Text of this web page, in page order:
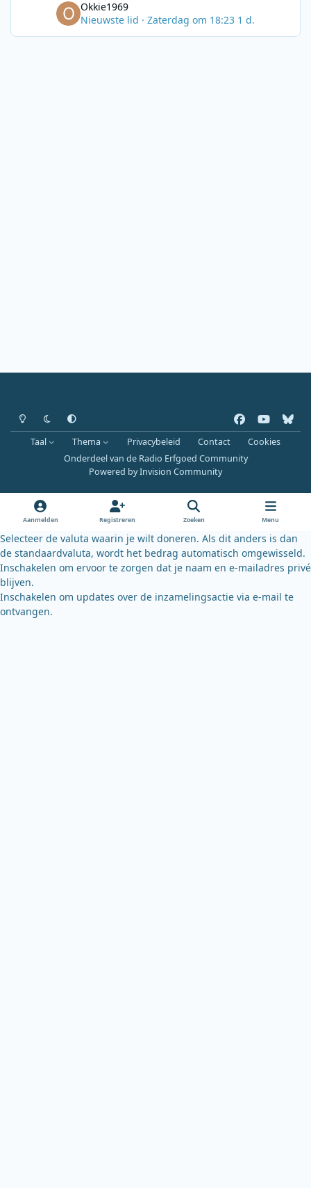
Okkie1969
Nieuwste lid · Zaterdag om 18:23 1 d.
Heldere modus
Donkere modus
Systeemvoorkeur
a
c
e
k
o
u
b
l
u
k
y
Taal Thema Privacybeleid Contact
Cookies
Onderdeel van de Radio Erfgoed Community
Powered byInvision Community
Aanmelden Registreren Zoeken Menu
Selecteer de valuta waarin je wilt doneren. Als dit anders is dan
de standaardvaluta, wordt het bedrag automatisch omgewisseld.
Inschakelen om ervoor te zorgen dat je naam en e-mailadres privé
blijven.
Inschakelen om updates over de inzamelingsactie via e-mail te
ontvangen.